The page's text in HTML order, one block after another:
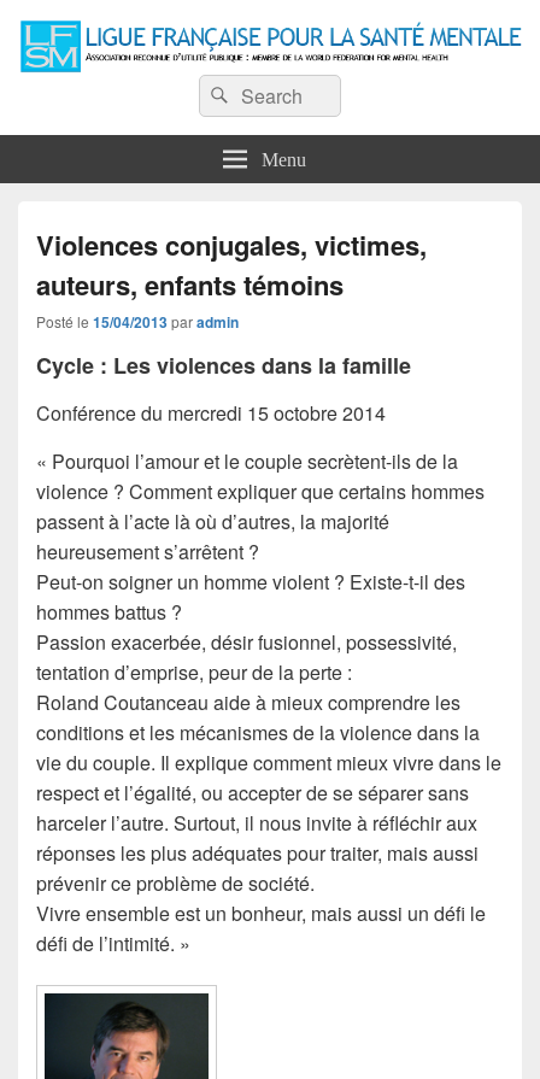
Ligue Française pour la Santé
Mentale
Association reconnue d'utilité publique : Membre de la World Federation for
Mental Health
Recherche :
Rechercher
Menu
Violences conjugales, victimes,
auteurs, enfants témoins
Posté le 15/04/2013paradmin
Cycle : Les violences dans la famille
Conférence du mercredi 15 octobre 2014
« Pourquoi l’amour et le couple secrètent-ils de la
violence ? Comment expliquer que certains hommes
passent à l’acte là où d’autres, la majorité
heureusement s’arrêtent ?
Peut-on soigner un homme violent ? Existe-t-il des
hommes battus ?
Passion exacerbée, désir fusionnel, possessivité,
tentation d’emprise, peur de la perte :
Roland Coutanceau aide à mieux comprendre les
conditions et les mécanismes de la violence dans la
vie du couple. Il explique comment mieux vivre dans le
respect et l’égalité, ou accepter de se séparer sans
harceler l’autre. Surtout, il nous invite à réfléchir aux
réponses les plus adéquates pour traiter, mais aussi
prévenir ce problème de société.
Vivre ensemble est un bonheur, mais aussi un défi le
défi de l’intimité. »